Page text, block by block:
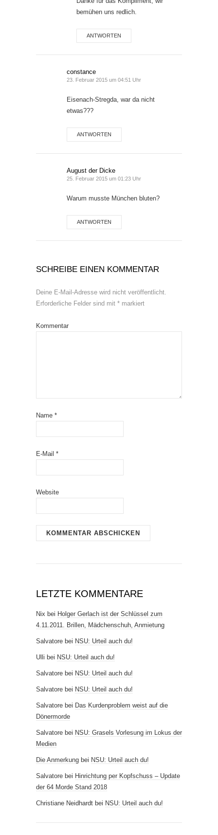
bemühen uns redlich.
ANTWORTEN
constance
23. Februar 2015 um 04:51 Uhr
Eisenach-Stregda, war da nicht
etwas???
ANTWORTEN
August der Dicke
25. Februar 2015 um 01:23 Uhr
Warum musste München bluten?
ANTWORTEN
SCHREIBE EINEN KOMMENTAR
Deine E-Mail-Adresse wird nicht veröffentlicht.
Erforderliche Felder sind mit * markiert
Kommentar
Name *
E-Mail *
Website
LETZTE KOMMENTARE
Nix bei Holger Gerlach ist der Schlüssel zum
4.11.2011. Brillen, Mädchenschuh, Anmietung
Salvatore bei NSU: Urteil auch du!
Ulli bei NSU: Urteil auch du!
Salvatore bei NSU: Urteil auch du!
Salvatore bei NSU: Urteil auch du!
Salvatore bei Das Kurdenproblem weist auf die
Dönermorde
Salvatore bei NSU: Grasels Vorlesung im Lokus der
Medien
Die Anmerkung bei NSU: Urteil auch du!
Salvatore bei Hinrichtung per Kopfschuss – Update
der 64 Morde Stand 2018
Christiane Neidhardt bei NSU: Urteil auch du!